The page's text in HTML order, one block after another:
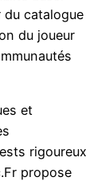
du catalogue
du joueur
et
rigoureux
propose